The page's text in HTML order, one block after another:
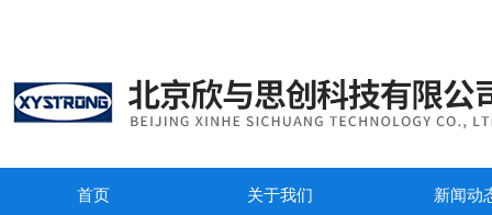
首页 关于我们 新闻动